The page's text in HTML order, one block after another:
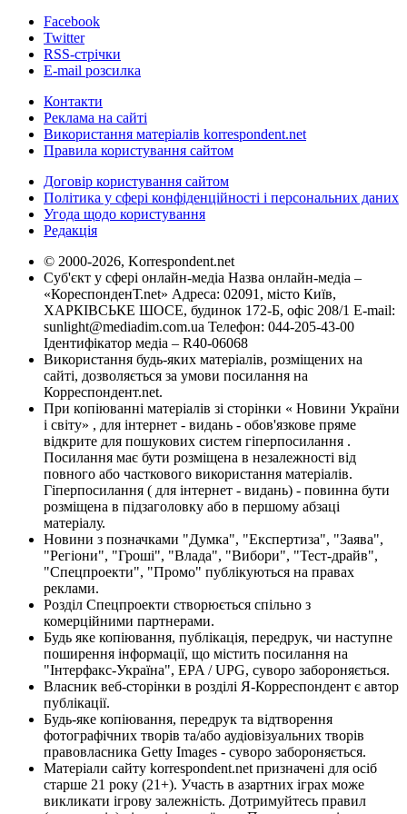
Facebook
Twitter
RSS-стрічки
E-mail розсилка
Контакти
Реклама на сайті
Використання матеріалів korrespondent.net
Правила користування сайтом
Договір користування сайтом
Політика у сфері конфіденційності і персональних даних
Угода щодо користування
Редакція
© 2000-2026, Korrespondent.net
Суб'єкт у сфері онлайн-медіа Назва онлайн-медіа –
«КореспонденТ.net» Адреса: 02091, місто Київ,
ХАРКІВСЬКЕ ШОСЕ, будинок 172-Б, офіс 208/1 E-mail:
sunlight@mediadim.com.ua Телефон: 044-205-43-00
Ідентифікатор медіа – R40-06068
Використання будь-яких матеріалів, розміщених на
сайті, дозволяється за умови посилання на
Корреспондент.net.
При копіюванні матеріалів зі сторінки « Новини України
і світу» , для інтернет - видань - обов'язкове пряме
відкрите для пошукових систем гіперпосилання .
Посилання має бути розміщена в незалежності від
повного або часткового використання матеріалів.
Гіперпосилання ( для інтернет - видань) - повинна бути
розміщена в підзаголовку або в першому абзаці
матеріалу.
Новини з позначками "Думка", "Експертиза", "Заява",
"Регіони", "Гроші", "Влада", "Вибори", "Тест-драйв",
"Спецпроекти", "Промо" публікуються на правах
реклами.
Розділ Спецпроекти створюється спільно з
комерційними партнерами.
Будь яке копіювання, публікація, передрук, чи наступне
поширення інформації, що містить посилання на
"Інтерфакс-Україна", EPA / UPG, суворо забороняється.
Власник веб-сторінки в розділі Я-Корреспондент є автор
публікації.
Будь-яке копіювання, передрук та відтворення
фотографічних творів та/або аудіовізуальних творів
правовласника Getty Images - суворо забороняється.
Матеріали сайту korrespondent.net призначені для осіб
старше 21 року (21+). Участь в азартних іграх може
викликати ігрову залежність. Дотримуйтесь правил